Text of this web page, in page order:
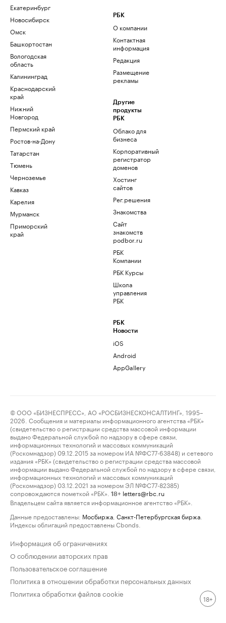
Екатеринбург
Новосибирск
Омск
Башкортостан
Вологодская
область
Калининград
Краснодарский
край
Нижний
Новгород
Пермский край
Ростов-на-Дону
Татарстан
Тюмень
Черноземье
Кавказ
Карелия
Мурманск
Приморский
край
РБК
О компании
Контактная
информация
Редакция
Размещение
рекламы
Другие
продукты
РБК
Облако для
бизнеса
Корпоративный
регистратор
доменов
Хостинг
сайтов
Рег.решения
Знакомства
Сайт
знакомств
podbor.ru
РБК
Компании
РБК Курсы
Школа
управления
РБК
РБК
Новости
iOS
Android
AppGallery
© ООО «БИЗНЕСПРЕСС», АО «РОСБИЗНЕСКОНСАЛТИНГ», 1995–
2026. Сообщения и материалы информационного агентства «РБК»
(свидетельство о регистрации средства массовой информации
выдано Федеральной службой по надзору в сфере связи,
информационных технологий и массовых коммуникаций
(Роскомнадзор) 09.12.2015 за номером ИА №ФС77-63848) и сетевого
издания «РБК» (свидетельство о регистрации средства массовой
информации выдано Федеральной службой по надзору в сфере связи,
информационных технологий и массовых коммуникаций
(Роскомнадзор) 03.12.2021 за номером ЭЛ №ФС77-82385)
сопровождаются пометкой «РБК».
18+ letters@rbc.ru
Владельцем сайта является информационное агентство «РБК».
Данные предоставлены: Мосбиржа Санкт-Петербургская биржа
Индексы облигаций предоставлены Cbonds.
Информация об ограничениях
О соблюдении авторских прав
Пользовательское соглашение
Политика в отношении обработки персональных данных
Политика обработки файлов cookie
18+